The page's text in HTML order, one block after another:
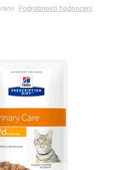
Podrobnosti hodnocení